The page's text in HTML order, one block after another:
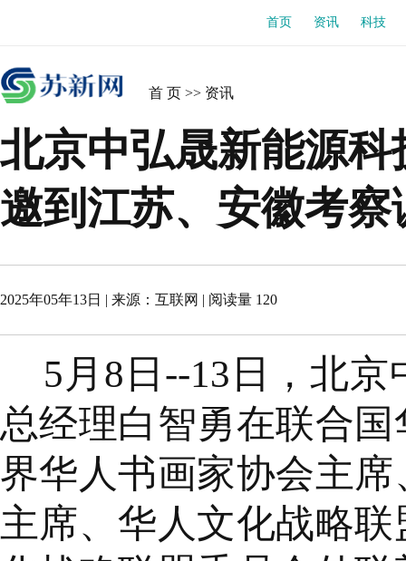
首页 资讯 科技
首 页 >> 资讯
北京中弘晟新能源
邀到江苏、安徽考察
2025年05年13日 | 来源： 互联网 | 阅读量 120
5月8日--13日，北
总经理白智勇在联合
界华人书画家协会主
主席、华人文化战略